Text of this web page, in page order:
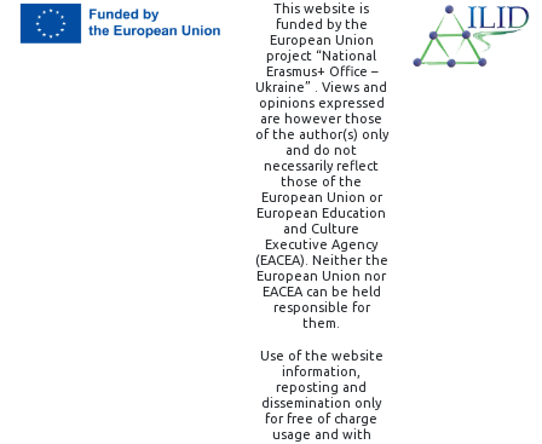
This website is
funded by the
European Union
project “National
Erasmus+ Office –
Ukraine” . Views and
opinions expressed
are however those
of the author(s) only
and do not
necessarily reflect
those of the
European Union or
European Education
and Culture
Executive Agency
(EACEA). Neither the
European Union nor
EACEA can be held
responsible for
them.
Use of the website
information,
reposting and
dissemination only
for free of charge
usage and with